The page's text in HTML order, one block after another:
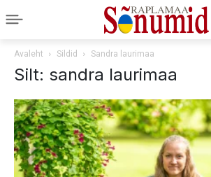
Avaleht Sildid Sandra laurimaa
Silt: sandra laurimaa